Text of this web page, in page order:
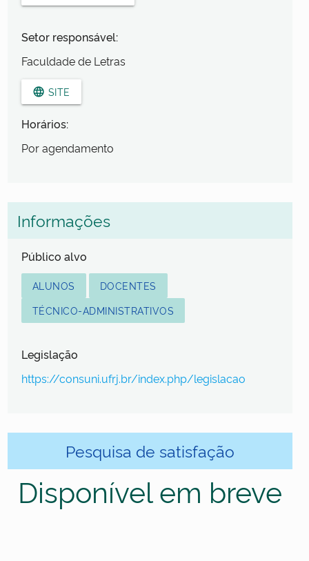
Setor responsável:
Faculdade de Letras
language SITE
Horários:
Por agendamento
Informações
Público alvo
ALUNOS
DOCENTES
TÉCNICO-ADMINISTRATIVOS
Legislação
https://consuni.ufrj.br/index.php/legislacao
Pesquisa de satisfação
Disponível em breve